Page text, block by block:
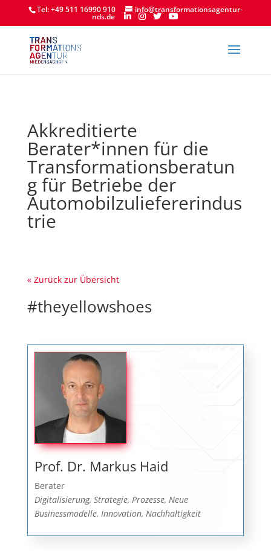
Tel: +49 511 16990 910 info@transformationsagentur-
nds.de
Akkreditierte
Berater*innen für die
Transformationsberatun
g für Betriebe der
Automobilzuliefererindus
trie
« Zurück zur Übersicht
#theyellowshoes
Prof. Dr. Markus Haid
Berater
Digitalisierung, Strategie, Prozesse, Neue
Businessmodelle, Innovation, Nachhaltigkeit